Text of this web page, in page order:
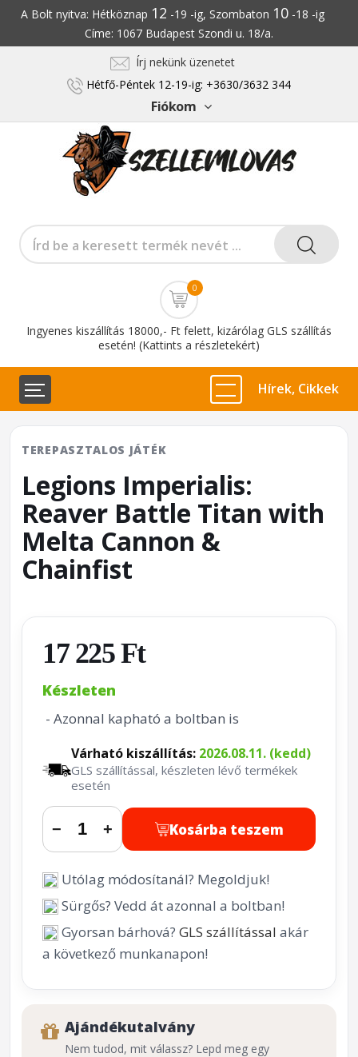
A Bolt nyitva: Hétköznap 12 -19 -ig, Szombaton 10-18 -ig
Címe: 1067 Budapest Szondi u. 18/a.
Írj nekünk üzenetet
Hétfő-Péntek 12-19-ig: +3630/3632 344
Fiókom
0
Ingyenes kiszállítás 18000,- Ft felett, kizárólag GLS szállítás
esetén! (Kattints a részletekért)
Hírek, Cikkek
TEREPASZTALOS JÁTÉK
Legions Imperialis:
Reaver Battle Titan with
Melta Cannon &
Chainfist
17 225 Ft
Készleten
- Azonnal kapható a boltban is
Várható kiszállítás: 2026.08.11. (kedd)
GLS szállítással, készleten lévő termékek
esetén
− + Kosárba teszem
Utólag módosítanál? Megoldjuk!
Sürgős? Vedd át azonnal a boltban!
Gyorsan bárhová? GLS szállítással akár
a következő munkanapon!
Ajándékutalvány
Nem tudod, mit válassz? Lepd meg egy